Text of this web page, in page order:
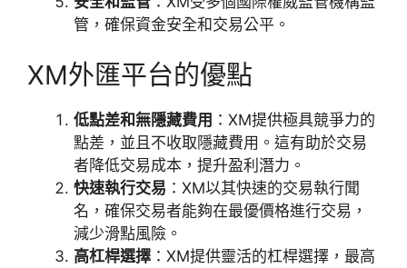
管，確保資金安全和交易公平。
XM外匯平台的優點
低點差和無隱藏費用 ：XM提供極具競爭力的
點差，並且不收取隱藏費用。這有助於交易
者降低交易成本，提升盈利潛力。
快速執行交易 ：XM以其快速的交易執行聞
名，確保交易者能夠在最優價格進行交易，
減少滑點風險。
高杠桿選擇 ：XM提供靈活的杠桿選擇，最高